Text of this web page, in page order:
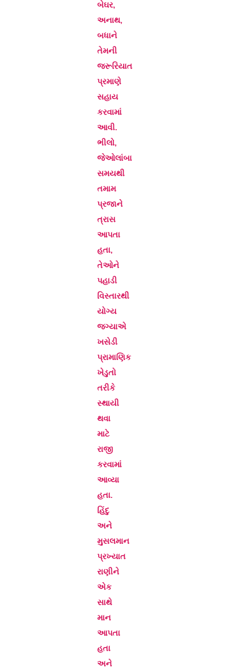
બેઘર,
અનાથ,
બધાને
તેમની
જરૂરિયાત
પ્રમાણે
સહાય
કરવામાં
આવી.
ભીલો,
જેઓલાંબા
સમયથી
તમામ
પ્રજાને
ત્રાસ
આપતા
હતા,
તેઓને
પહાડી
વિસ્તારથી
યોગ્ય
જગ્યાએ
ખસેડી
પ્રામાણિક
ખેડુતો
તરીકે
સ્થાયી
થવા
માટે
રાજી
કરવામાં
આવ્યા
હતા.
હિંદુ
અને
મુસલમાન
પ્રખ્યાત
રાણીને
એક
સાથે
માન
આપતા
હતા
અને